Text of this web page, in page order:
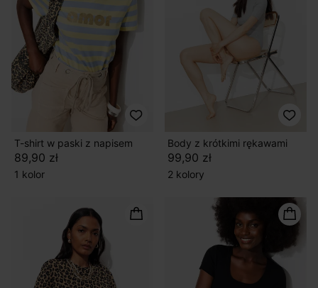
T-shirt w paski z napisem
89,90 zł
1 kolor
Body z krótkimi rękawami
99,90 zł
2 kolory